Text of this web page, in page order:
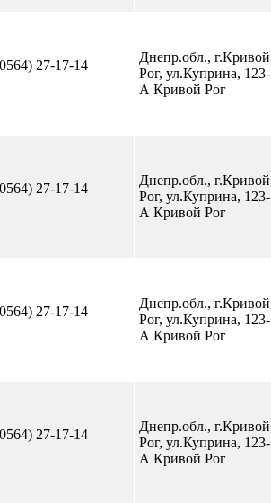
27-17-14
Днепр.обл., г.Кривой
Рог, ул.Куприна, 123-
А Кривой Рог
27-17-14
Днепр.обл., г.Кривой
Рог, ул.Куприна, 123-
А Кривой Рог
27-17-14
Днепр.обл., г.Кривой
Рог, ул.Куприна, 123-
А Кривой Рог
27-17-14
Днепр.обл., г.Кривой
Рог, ул.Куприна, 123-
А Кривой Рог